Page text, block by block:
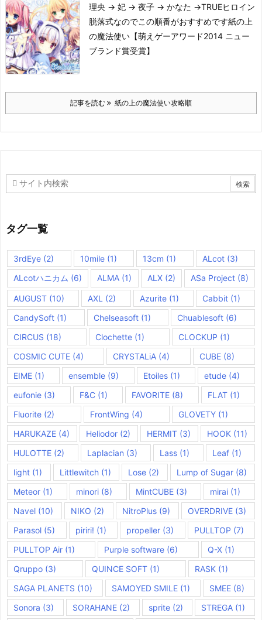
理央 → 妃 → 夜子 → かなた →TRUEヒロイン
脱落式なのでこの順番がおすすめです紙の上
の魔法使い【萌えゲーアワード2014 ニュー
ブランド賞受賞】
記事を読む 紙の上の魔法使い攻略順
タグ一覧
3rdEye (2) 10mile(1) 13cm (1) ALcot(3)
ALcotハニカム (6) ALMA (1) ALX(2) ASa Project(8)
AUGUST (10) AXL (2) Azurite(1) Cabbit(1)
CandySoft (1) Chelseasoft(1) Chuablesoft (6)
CIRCUS (18) Clochette (1) CLOCKUP (1)
COSMIC CUTE (4) CRYSTALiA (4) CUBE(8)
EIME (1) ensemble (9) Etoiles(1) etude(4)
eufonie (3) F&C(1) FAVORITE (8) FLAT(1)
Fluorite (2) FrontWing (4) GLOVETY (1)
HARUKAZE (4) Heliodor (2) HERMIT (3) HOOK (11)
HULOTTE (2) Laplacian (3) Lass (1) Leaf(1)
light (1) Littlewitch(1) Lose (2) Lump of Sugar(8)
Meteor (1) minori(8) MintCUBE(3) mirai (1)
Navel (10) NIKO (2) NitroPlus(9) OVERDRIVE(3)
Parasol (5) piriri! (1) propeller (3) PULLTOP (7)
PULLTOP Air (1) Purple software (6) Q-X(1)
Qruppo (3) QUINCE SOFT(1) RASK (1)
SAGA PLANETS (10) SAMOYED SMILE (1) SMEE (8)
Sonora (3) SORAHANE(2) sprite(2) STREGA (1)